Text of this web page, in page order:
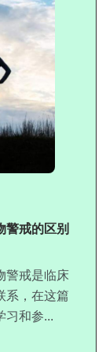
警戒的区别
警戒是临床
系，在这篇
习和参...